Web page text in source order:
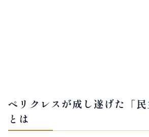
ペリクレスが成し遂げた「民
とは